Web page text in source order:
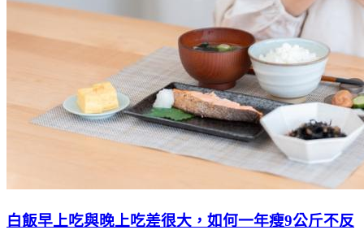
白飯早上吃與晚上吃差很大，如何一年瘦9公斤不反